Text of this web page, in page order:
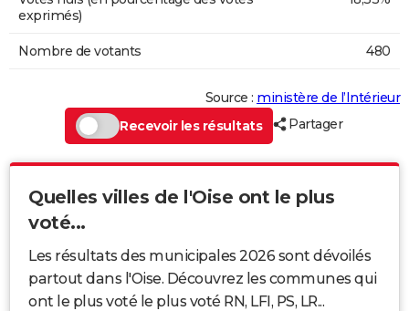
exprimés)
Nombre de votants 480
Source : ministère de l’Intérieur
Recevoir les résultats
Partager
Quelles villes de l'Oise ont le plus
voté...
Les résultats des municipales 2026 sont dévoilés
partout dans l'Oise. Découvrez les communes qui
ont le plus voté le plus voté RN, LFI, PS, LR...